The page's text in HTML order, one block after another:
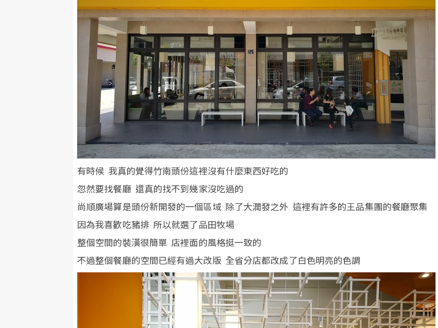
有時候 我真的覺得竹南頭份這裡沒有什麼東西好吃的
忽然要找餐廳 還真的找不到幾家沒吃過的
尚順廣場算是頭份新開發的一個區域 除了大潤發之外 這裡有許多的王品集團的餐廳聚集
因為我喜歡吃豬排 所以就選了品田牧場
整個空間的裝潢很簡單 店裡面的風格挺一致的
不過整個餐廳的空間已經有過大改版 全省分店都改成了白色明亮的色調